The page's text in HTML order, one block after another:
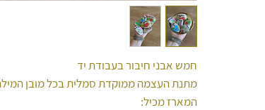
חמש אבני חיבור בעבודת יד
מתנת העצמה ממוקדת סמלית בכל מובן
המארז מכיל: